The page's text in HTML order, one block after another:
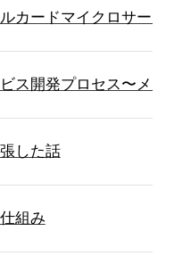
カードマイクロサービ
ス開発プロセス〜メル
した話
組み